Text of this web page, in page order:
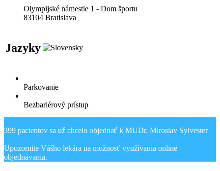
Olympijské námestie 1 - Dom športu
83104 Bratislava
Jazyky
Parkovanie
Bezbariérový prístup
399 pacientov sa už chcelo objednať k MUDr. Miroslav Sylvester
Upozornite Vášho lekára na možnosť využívania online